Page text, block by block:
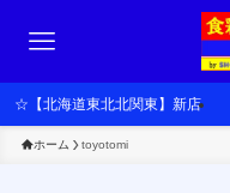
☆【北海道東北北関東】新店
ホーム toyotomi